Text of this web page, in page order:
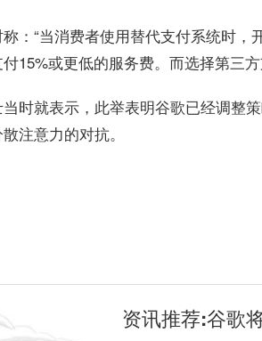
：“当消费者使用替代支付系统时
15%或更低的服务费。而选择第三
时就表示，此举表明谷歌已经调整
注意力的对抗。
资讯推荐:谷歌